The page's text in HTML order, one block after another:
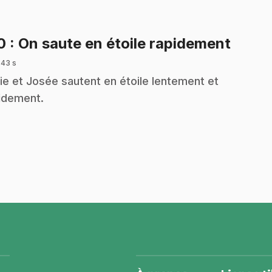
: On saute en étoile rapidement.
43 s
et Josée sautent en étoile lentement et